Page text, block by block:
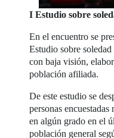
I Estudio sobre
En el encuentro se
Estudio sobre soledad
con baja visión,
población afiliada.
De este estudio se
personas
en algún grado en el
población general